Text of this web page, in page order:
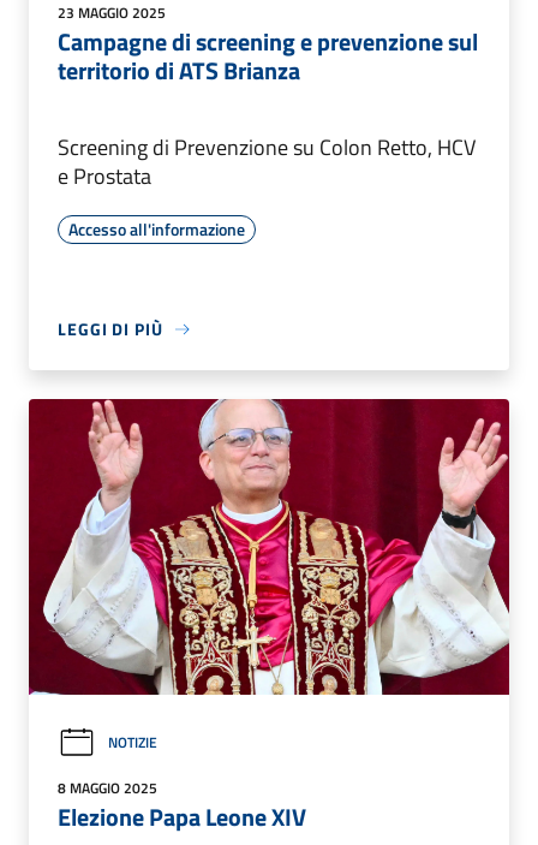
23 MAGGIO 2025
Campagne di screening e prevenzione sul
territorio di ATS Brianza
Screening di Prevenzione su Colon Retto, HCV
e Prostata
Accesso all'informazione
LEGGI DI PIÙ
NOTIZIE
8 MAGGIO 2025
Elezione Papa Leone XIV